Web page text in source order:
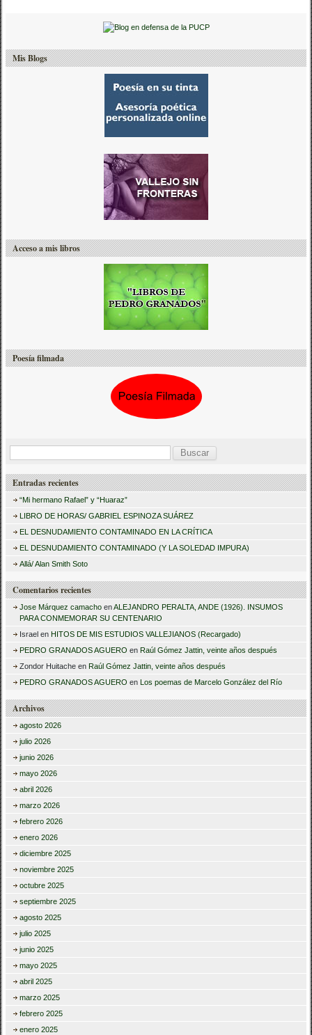
Mis Blogs
Acceso a mis libros
Poesía filmada
s
r
Entradas recientes
“Mi hermano Rafael” y “Huaraz”
LIBRO DE HORAS/ GABRIEL ESPINOZA SUÁREZ
EL DESNUDAMIENTO CONTAMINADO EN LA CRÍTICA
EL DESNUDAMIENTO CONTAMINADO (Y LA SOLEDAD IMPURA)
Allá/ Alan Smith Soto
Comentarios recientes
Jose Márquez camacho enALEJANDRO PERALTA, ANDE (1926). INSUMOS
PARA CONMEMORAR SU CENTENARIO
Israel en HITOS DE MIS ESTUDIOS VALLEJIANOS (Recargado)
PEDRO GRANADOS AGUERO en Raúl Gómez Jattin, veinte años después
Zondor Huitache en Raúl Gómez Jattin, veinte años después
PEDRO GRANADOS AGUERO en Los poemas de Marcelo González del Río
Archivos
agosto 2026
julio 2026
junio 2026
mayo 2026
abril 2026
marzo 2026
febrero 2026
enero 2026
diciembre 2025
noviembre 2025
octubre 2025
septiembre 2025
agosto 2025
julio 2025
junio 2025
mayo 2025
abril 2025
marzo 2025
febrero 2025
enero 2025